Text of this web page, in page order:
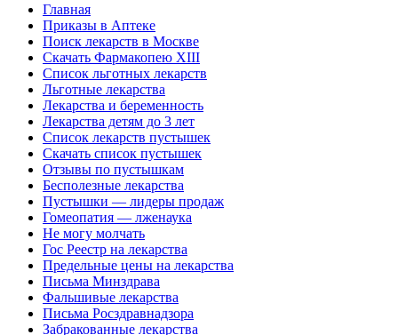
Главная
Приказы в Аптеке
Поиск лекарств в Москве
Скачать Фармакопею XIII
Список льготных лекарств
Льготные лекарства
Лекарства и беременность
Лекарства детям до 3 лет
Список лекарств пустышек
Скачать список пустышек
Отзывы по пустышкам
Бесполезные лекарства
Пустышки — лидеры продаж
Гомеопатия — лженаука
Не могу молчать
Гос Реестр на лекарства
Предельные цены на лекарства
Письма Минздрава
Фальшивые лекарства
Письма Росздравнадзора
Забракованные лекарства